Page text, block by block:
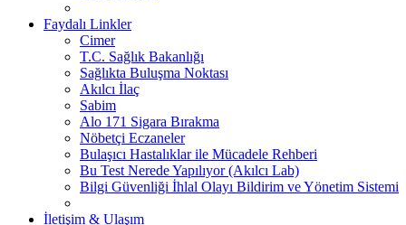
Faydalı Linkler
Cimer
T.C. Sağlık Bakanlığı
Sağlıkta Buluşma Noktası
Akılcı İlaç
Sabim
Alo 171 Sigara Bırakma
Nöbetçi Eczaneler
Bulaşıcı Hastalıklar ile Mücadele Rehberi
Bu Test Nerede Yapılıyor (Akılcı Lab)
Bilgi Güvenliği İhlal Olayı Bildirim ve Yönetim Sistemi
İletişim & Ulaşım